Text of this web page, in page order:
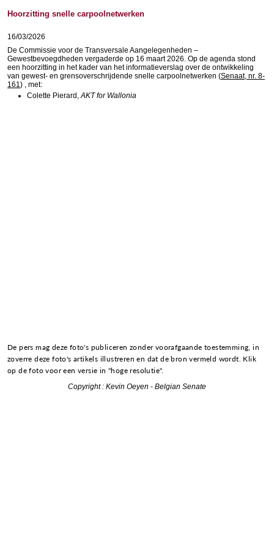
Hoorzitting snelle carpoolnetwerken
16/03/2026
De Commissie voor de Transversale Aangelegenheden –
Gewestbevoegdheden vergaderde op 16 maart 2026. Op de agenda stond
een hoorzitting in het kader van het informatieverslag over de ontwikkeling
van gewest- en grensoverschrijdende snelle carpoolnetwerken (Senaat, nr. 8-
161) , met:
Colette Pierard,AKT for Wallonia
De pers mag deze foto's publiceren zonder voorafgaande toestemming, in
zoverre deze foto's artikels illustreren en dat de bron vermeld wordt. Klik
op de foto voor een versie in "hoge resolutie".
Copyright : Kevin Oeyen - Belgian Senate